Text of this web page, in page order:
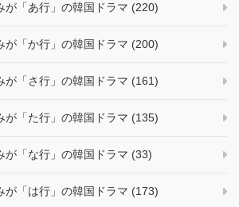
が「あ行」の韓国ドラマ (220)
が「か行」の韓国ドラマ (200)
が「さ行」の韓国ドラマ (161)
が「た行」の韓国ドラマ (135)
が「な行」の韓国ドラマ (33)
が「は行」の韓国ドラマ (173)